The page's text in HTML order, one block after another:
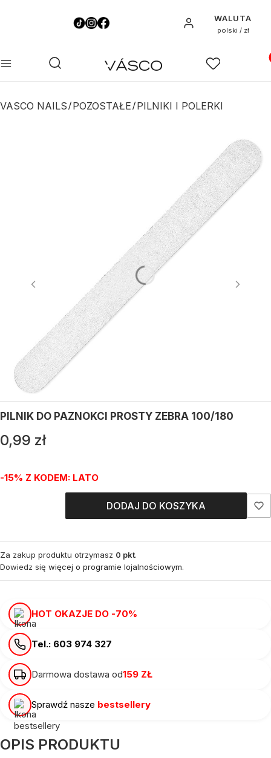
Zaloguj sięWALUTA
polski / zł
Menu Otwórz wyszukiwarkę
Szukaj Ulubione
VASCO NAILS POZOSTAŁE PILNIKI I POLERKI
PILNIK DO PAZNOKCI PROSTY ZEBRA 100/180
Cena
0,99 zł
-15% Z KODEM: LATO
DODAJ DO KOSZYKA
Za zakup produktu otrzymasz 0 pkt.
Dowiedz się więcej o programie lojalnościowym.
HOT OKAZJE DO -70%
Tel.: 603 974 327
Darmowa dostawa od159 ZŁ
Sprawdź nasze bestsellery
OPIS PRODUKTU